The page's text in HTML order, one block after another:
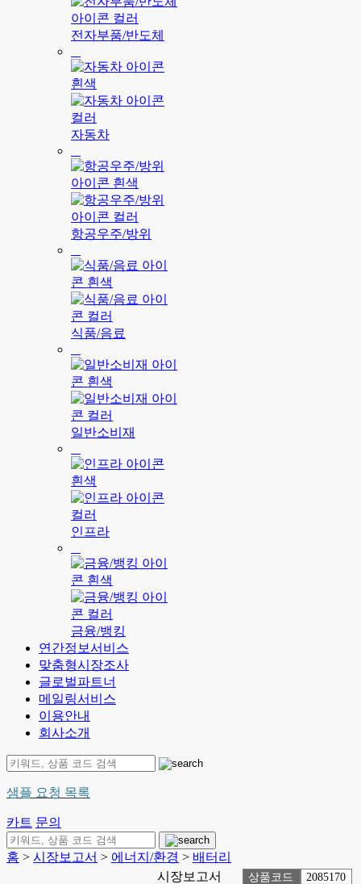
전자부품/반도체
자동차
항공우주/방위
식품/음료
일반소비재
인프라
금융/뱅킹
연간정보서비스
맞춤형시장조사
글로벌파트너
메일링서비스
이용안내
회사소개
샘플 요청 목록
카트 문의
홈 > 시장보고서 > 에너지/환경 > 배터리
시장보고서
상품코드 2085170